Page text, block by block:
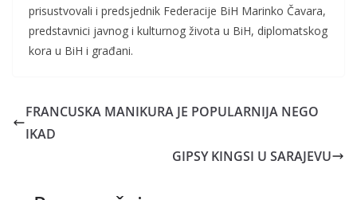
prisustvovali i predsjednik Federacije BiH Marinko Čavara,
predstavnici javnog i kulturnog života u BiH, diplomatskog
kora u BiH i građani.
FRANCUSKA MANIKURA JE POPULARNIJA NEGO
IKAD
GIPSY KINGSI U SARAJEVU